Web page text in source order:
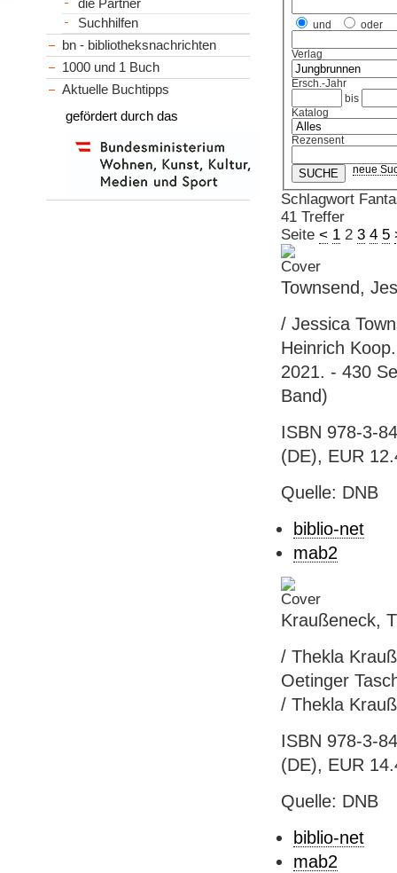
und oder
Verlag
Ersch.-Jahr
bis
Katalog
Rezensent
neue
Schlagwort
41 Treffer
Seite < 1 2 3 4 5
Townsend,
/ Jessica
Heinrich
2021. - 430
Band)
ISBN 978-3-
(DE), EUR
Quelle: DNB
biblio-net
mab2
Kraußeneck,
/ Thekla
Oetinger
/ Thekla
ISBN 978-3-
(DE), EUR
Quelle: DNB
biblio-net
mab2
die Partner
Suchhilfen
bn - bibliotheksnachrichten
1000 und 1 Buch
Aktuelle Buchtipps
gefördert durch das